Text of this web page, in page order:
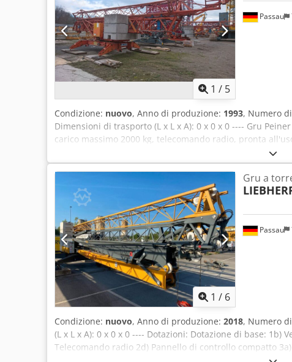
1 / 5
Passau
Condizione: nuovo, Anno di produzione: 1993, Numero
Dimensioni di trasporto (L x L x A): 0 x 0 x 0 ---- Gru
carico massimo 2000 kg, telecomando radio, pronta
1 / 6
Passau
Gru a
Condizione: nuovo, Anno di produzione: 2018, Numero
(L x L x A): 0 x 0 x 0 ---- Dotazioni: Dotazione di base: 1b)
Telecomando radio 2d) Pannello di controllo compatto